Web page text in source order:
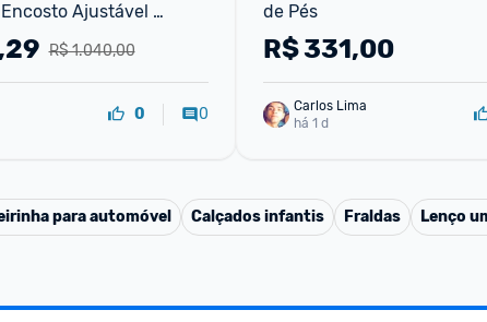
Ajustável
Cadeira de
R$ 1.040,00
0 0
de Pés
R$331,00
Carlos Lima
há 1 d
para automóvel Calçados infantis Fraldas Lenço